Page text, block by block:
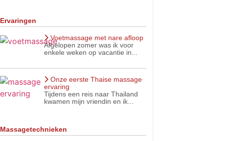
Ervaringen
Voetmassage met nare afloop
Afgelopen zomer was ik voor
enkele weken op vacantie in...
Onze eerste Thaise massage
ervaring
Tijdens een reis naar Thailand
kwamen mijn vriendin en ik...
Massagetechnieken